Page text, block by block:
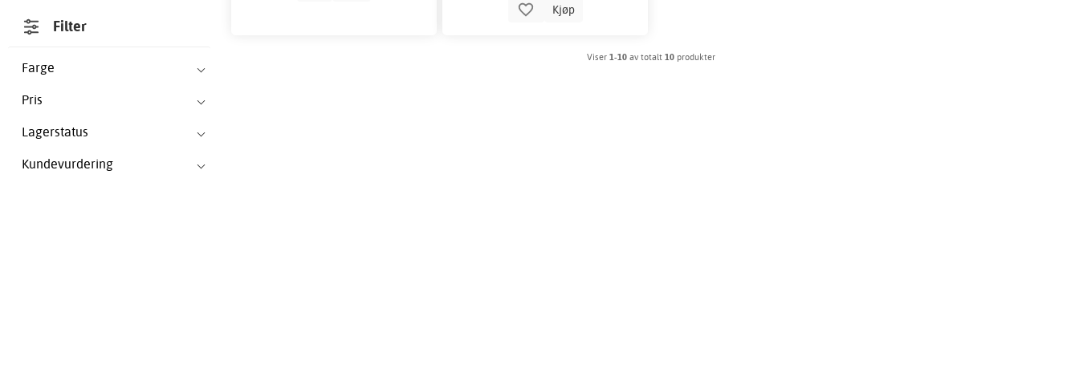
Filter
Farge
Pris
Lagerstatus
Kundevurdering
Kjøp
Viser1-10 av totalt10 produkter